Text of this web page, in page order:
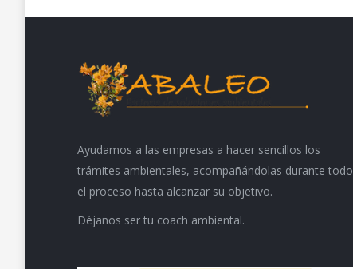
Ayudamos a las empresas a hacer sencillos los
trámites ambientales, acompañándolas durante todo
el proceso hasta alcanzar su objetivo.
Déjanos ser tu coach ambiental.